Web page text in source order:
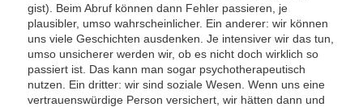
gist). Beim Abruf können dann Fehler passieren, je
plausibler, umso wahrscheinlicher. Ein anderer: wir können
uns viele Geschichten ausdenken. Je intensiver wir das tun,
umso unsicherer werden wir, ob es nicht doch wirklich so
passiert ist. Das kann man sogar psychotherapeutisch
nutzen. Ein dritter: wir sind soziale Wesen. Wenn uns eine
vertrauenswürdige Person versichert, wir hätten dann und